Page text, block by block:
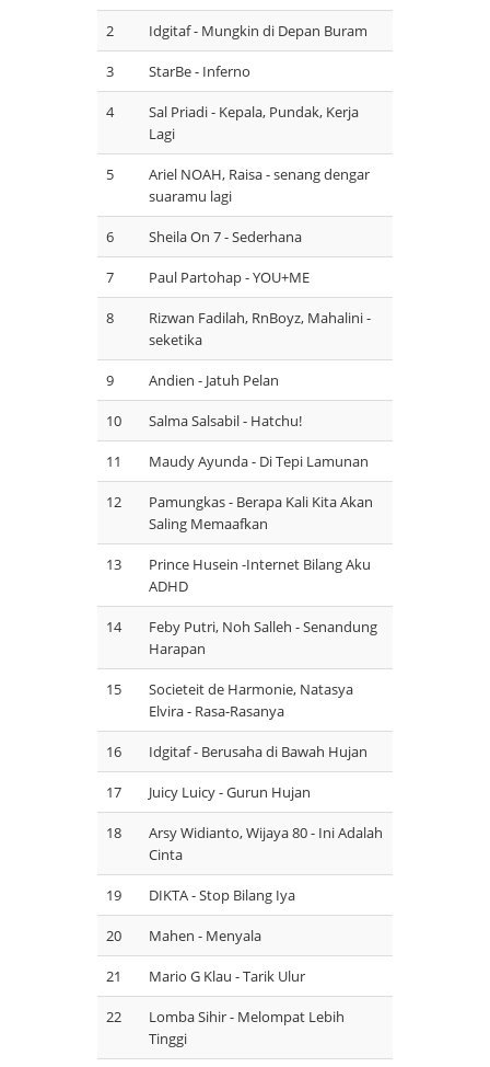
2 Idgitaf - Mungkin di Depan Buram
3 StarBe - Inferno
4
Sal Priadi - Kepala, Pundak, Kerja
Lagi
5
Ariel NOAH, Raisa - senang dengar
suaramu lagi
6 Sheila On 7 - Sederhana
7 Paul Partohap - YOU+ME
8
Rizwan Fadilah, RnBoyz, Mahalini -
seketika
9 Andien - Jatuh Pelan
10 Salma Salsabil - Hatchu!
11 Maudy Ayunda - Di Tepi Lamunan
12
Pamungkas - Berapa Kali Kita Akan
Saling Memaafkan
13
Prince Husein -Internet Bilang Aku
ADHD
14
Feby Putri, Noh Salleh - Senandung
Harapan
15
Societeit de Harmonie, Natasya
Elvira - Rasa-Rasanya
16 Idgitaf - Berusaha di Bawah Hujan
17 Juicy Luicy - Gurun Hujan
18
Arsy Widianto, Wijaya 80 - Ini Adalah
Cinta
19 DIKTA - Stop Bilang Iya
20 Mahen - Menyala
21 Mario G Klau - Tarik Ulur
22
Lomba Sihir - Melompat Lebih
Tinggi